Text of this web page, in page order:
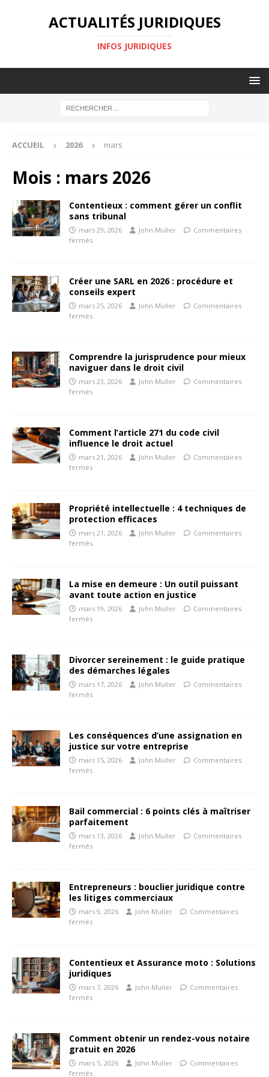
ACTUALITÉS JURIDIQUES
INFOS JURIDIQUES
ACCUEIL 2026 mars
Mois : mars 2026
Contentieux : comment gérer un conflit
sans tribunal
mars 29, 2026 John Muller
Commentaires
fermés
Créer une SARL en 2026 : procédure et
conseils expert
mars 25, 2026 John Muller
Commentaires
fermés
Comprendre la jurisprudence pour mieux
naviguer dans le droit civil
mars 23, 2026 John Muller
Commentaires
fermés
Comment l’article 271 du code civil
influence le droit actuel
mars 21, 2026 John Muller
Commentaires
fermés
Propriété intellectuelle : 4 techniques de
protection efficaces
mars 21, 2026 John Muller
Commentaires
fermés
La mise en demeure : Un outil puissant
avant toute action en justice
mars 19, 2026 John Muller
Commentaires
fermés
Divorcer sereinement : le guide pratique
des démarches légales
mars 17, 2026 John Muller
Commentaires
fermés
Les conséquences d’une assignation en
justice sur votre entreprise
mars 15, 2026 John Muller
Commentaires
fermés
Bail commercial : 6 points clés à maîtriser
parfaitement
mars 13, 2026 John Muller
Commentaires
fermés
Entrepreneurs : bouclier juridique contre
les litiges commerciaux
mars 9, 2026 John Muller
Commentaires
fermés
Contentieux et Assurance moto : Solutions
juridiques
mars 7, 2026 John Muller
Commentaires
fermés
Comment obtenir un rendez-vous notaire
gratuit en 2026
mars 5, 2026 John Muller
Commentaires
fermés